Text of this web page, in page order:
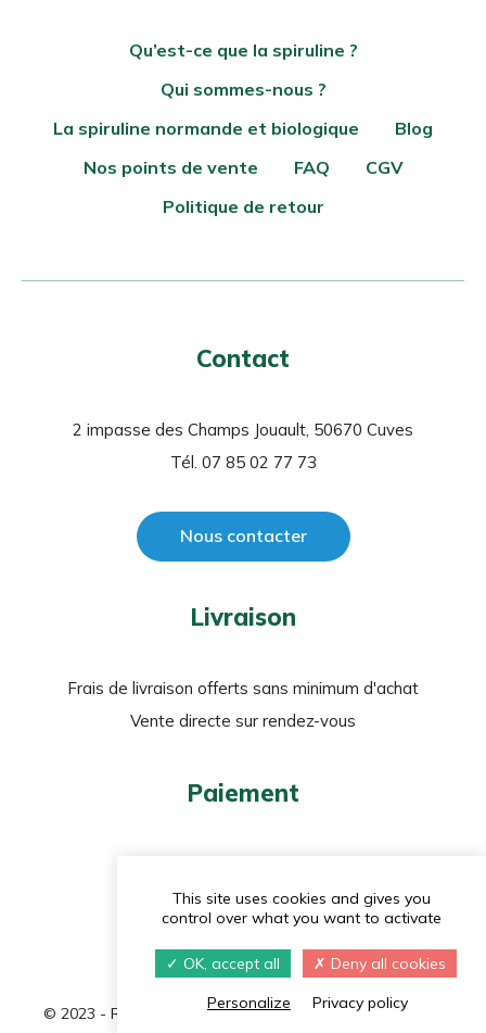
Qu’est-ce que la spiruline ?
Qui sommes-nous ?
La spiruline normande et biologique
Blog
Nos points de vente
FAQ
CGV
Politique de retour
Contact
2 impasse des Champs Jouault, 50670 Cuves
Tél. 07 85 02 77 73
Nous contacter
Livraison
Frais de livraison offerts sans minimum d'achat
Vente directe sur rendez-vous
Paiement
PayPal
Chèque
© 2023 - Réalisé par Navie|Politique de confidentialité
This site uses cookies and gives you
control over what you want to activate
OK, accept all
Deny all cookies
Personalize
Privacy policy